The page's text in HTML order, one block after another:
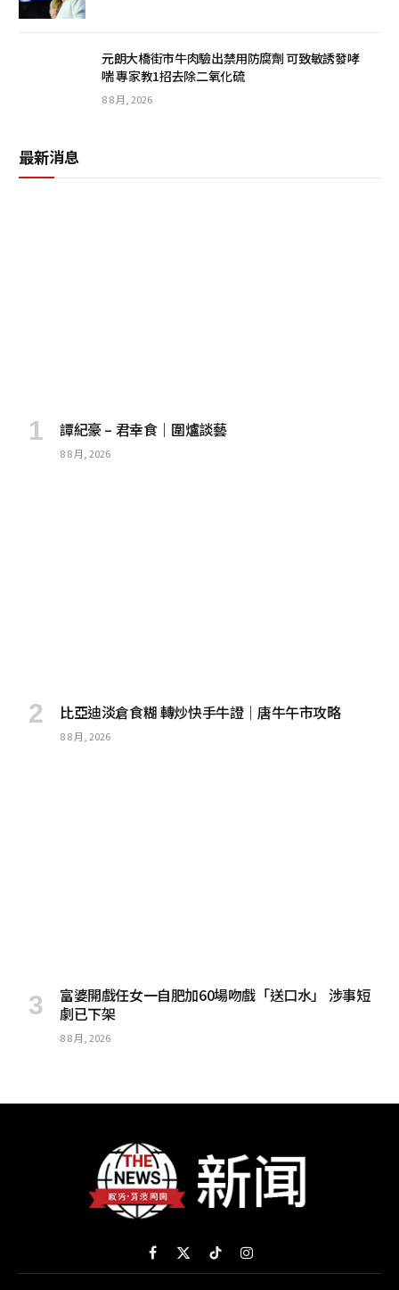
元朗大橋街市牛肉驗出禁用防腐劑 可致敏誘發哮
喘 專家教1招去除二氧化硫
8 8 月, 2026
最新消息
譚紀豪 – 君幸食｜圍爐談藝
8 8 月, 2026
比亞迪淡倉食糊 轉炒快手牛證｜唐牛午市攻略
8 8 月, 2026
富婆開戲任女一自肥加60場吻戲「送口水」 涉事短
劇已下架
8 8 月, 2026
Facebook
X
(Twitter)
TikTokInstagram